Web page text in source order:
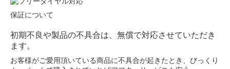
保証について
初期不良や製品の不具合は、無償で対応させていただき
ます。
お客様がご愛用頂いている商品に不具合が起きたとき、びっくり